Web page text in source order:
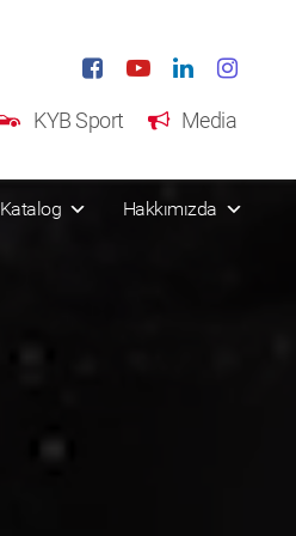
KYB Sport Media
Katalog Hakkımızda